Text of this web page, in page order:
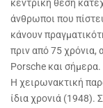
κεντρική θέση
άνθρωποι που
κάνουν
πριν από 75 χρόνια,
Porsche και σήμερα.
Η χειρωνακτική
ίδια χρονιά (1948).